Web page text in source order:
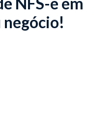
negócio!